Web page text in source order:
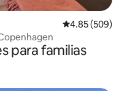
Calificación
4.85 (509)
para familias